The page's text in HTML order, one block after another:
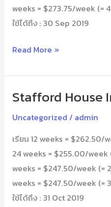
weeks = $273.75/week (=
ใช้ได้ถึง : 30 Sep 2019
Read More »
Stafford
Uncategorized / admin
เรียน 12 weeks = $262.50/
24 weeks = $255.00/week
weeks = $247.50/week (=
weeks = $247.50/week (=
ใช้ได้ถึง : 31 Oct 2019
Stafford
International